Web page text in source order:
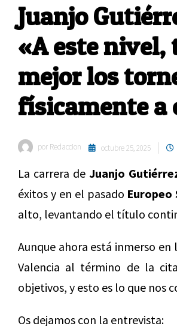
Juanjo
«A este nivel,
mejor los
físicamente a
por Redaccion octubre 25, 2025
La carrera de Juanjo
éxitos y en el pasado Europeo
alto, levantando el título
Aunque ahora está inmerso
Valencia al término de la
objetivos, y esto es lo que nos
Os dejamos con la entrevista: